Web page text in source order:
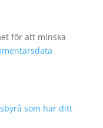
för att minska
som har ditt